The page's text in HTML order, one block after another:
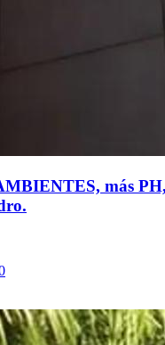
más